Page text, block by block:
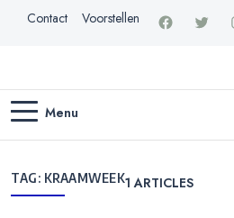
Contact Voorstellen
Menu
TAG: KRAAMWEEK1 ARTICLES